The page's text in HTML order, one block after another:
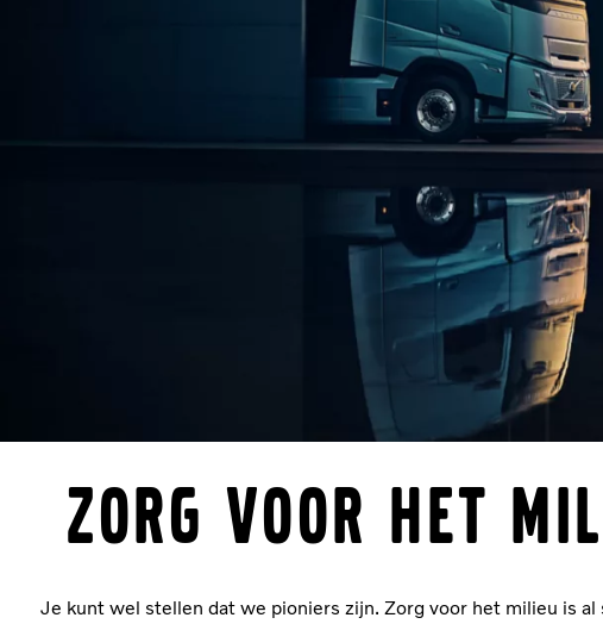
ZORG VOOR HET
Je kunt wel stellen dat we pioniers zijn. Zorg voor het milieu is